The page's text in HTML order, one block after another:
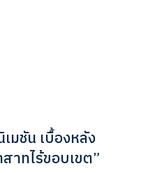
มชัน เบื้องหลัง
าทไร้ขอบเขต”